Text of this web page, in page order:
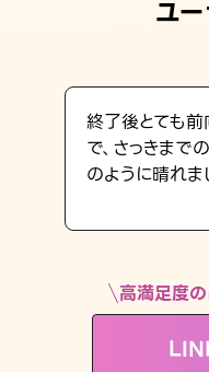
LINE占いを開く
※LINEアプリ内のサービスページへ遷
ユ
終了後とても
で、さっきまで
のように晴れま
高満足度